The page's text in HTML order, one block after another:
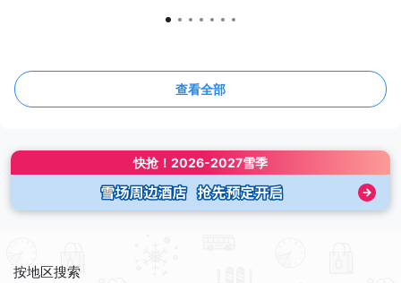
查看全部
快抢！ 2026-2027雪季
按地区搜索